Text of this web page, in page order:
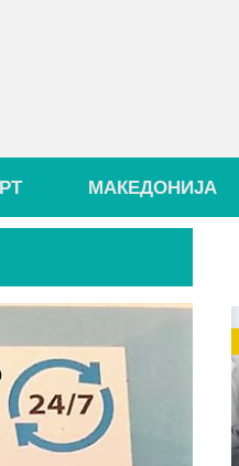
МАКЕДОНИЈА